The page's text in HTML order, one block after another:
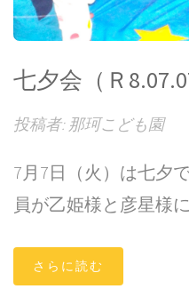
七夕会（Ｒ
投稿者: 那珂こども園
7月7日（火）は七夕
員が乙姫様と彦星様
さらに読む